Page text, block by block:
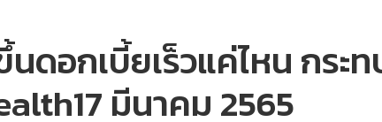
นดอกเบี้ยเร็วแค่ไหน กระ
มีนาคม 2565